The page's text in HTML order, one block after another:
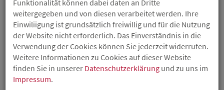
HERZEN WESTERWALD
Weihnachtsspende unterstützt die Begleitung von
Kindern und Jugendlichen
Funktionalität können dabei daten an Dritte
weitergegeben und von diesen verarbeitet werden. Ihre
Einwiliigung ist grundsätzlich freiwillig und für die Nutzung
der Website nicht erforderlich. Das Einverständnis in die
Verwendung der Cookies können Sie jederzeit widerrufen.
Weitere Informationen zu Cookies auf dieser Website
finden Sie in unserer Datenschutzerklärung und zu uns im
Impressum.